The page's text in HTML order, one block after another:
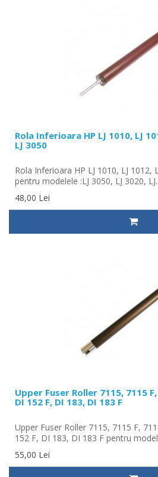
Rola Inferioara HP LJ 1010, LJ
LJ 3050
Rola Inferioara HP LJ 1010, LJ 1012,
pentru modelele :LJ 3050, LJ 3020, LJ..
48,00 Lei
Upper Fuser Roller 7115, 7115
DI 152 F, DI 183, DI 183 F
Upper Fuser Roller 7115, 7115 F,
152 F, DI 183, DI 183 F pentru
55,00 Lei